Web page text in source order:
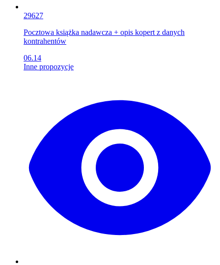
29627
Pocztowa książka nadawcza + opis kopert z danych
kontrahentów
06.14
Inne propozycje